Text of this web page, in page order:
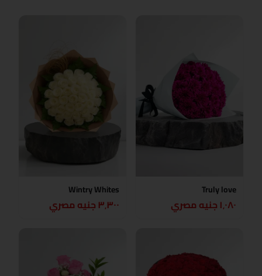
Truly love
١٬٠٨٠ جنيه مصري
Wintry Whites
٣٬٣٠٠ جنيه مصري